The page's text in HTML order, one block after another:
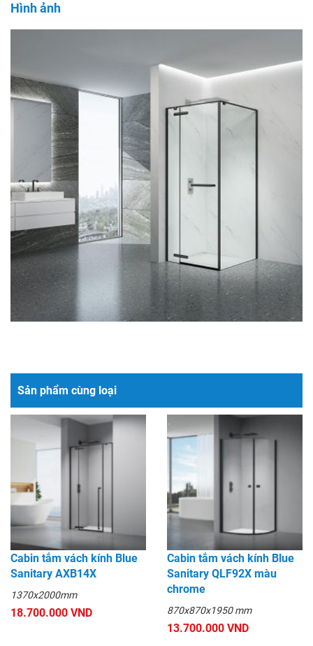
Hình ảnh
Sản phẩm cùng loại
Cabin tắm vách kính Blue
Sanitary AXB14X
1370x2000mm
18.700.000 VND
Cabin tắm vách kính Blue
Sanitary QLF92X màu
chrome
870x870x1950 mm
13.700.000 VND